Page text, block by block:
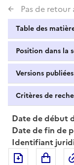
Pas de retour
Table des
Position dans la
Versions publiées
Critères de
Date de début
Date de fin de
Identifiant
Exporter